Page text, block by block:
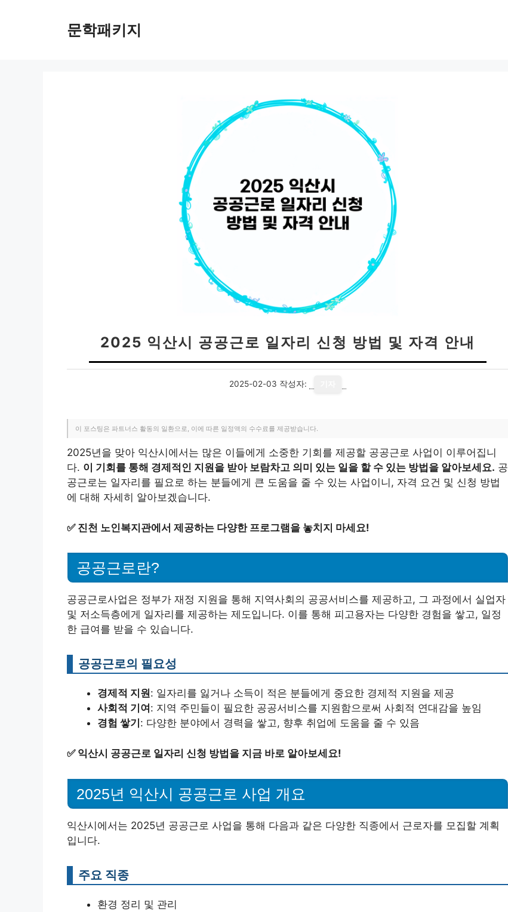
문학패키지
2025 익산시 공공근로 일자리 신청 방법 및 자격 안내
2025-02-03 작성자:
이 포스팅은 파트너스 활동의 일환으로, 이에 따른 일정액의 수수료를 제공받습니다.
2025년을 맞아 익산시에서는 많은 이들에게 소중한 기회를 제공할 공공근로 사업이 이루어집니
다. 이 기회를 통해 경제적인 지원을 받아 보람차고 의미 있는 일을 할 수 있는 방법을 알아보세요. 공
공근로는 일자리를 필요로 하는 분들에게 큰 도움을 줄 수 있는 사업이니, 자격 요건 및 신청 방법
에 대해 자세히 알아보겠습니다.
✅ 진천 노인복지관에서 제공하는 다양한 프로그램을 놓치지 마세요!
공공근로란?
공공근로사업은 정부가 재정 지원을 통해 지역사회의 공공서비스를 제공하고, 그 과정에서 실업자
및 저소득층에게 일자리를 제공하는 제도입니다. 이를 통해 피고용자는 다양한 경험을 쌓고, 일정
한 급여를 받을 수 있습니다.
공공근로의 필요성
경제적 지원: 일자리를 잃거나 소득이 적은 분들에게 중요한 경제적 지원을 제공
사회적 기여 : 지역 주민들이 필요한 공공서비스를 지원함으로써 사회적 연대감을 높임
경험 쌓기 : 다양한 분야에서 경력을 쌓고, 향후 취업에 도움을 줄 수 있음
✅ 익산시 공공근로 일자리 신청 방법을 지금 바로 알아보세요!
2025년 익산시 공공근로 사업 개요
익산시에서는 2025년 공공근로 사업을 통해 다음과 같은 다양한 직종에서 근로자를 모집할 계획
입니다.
주요 직종
환경 정리 및 관리